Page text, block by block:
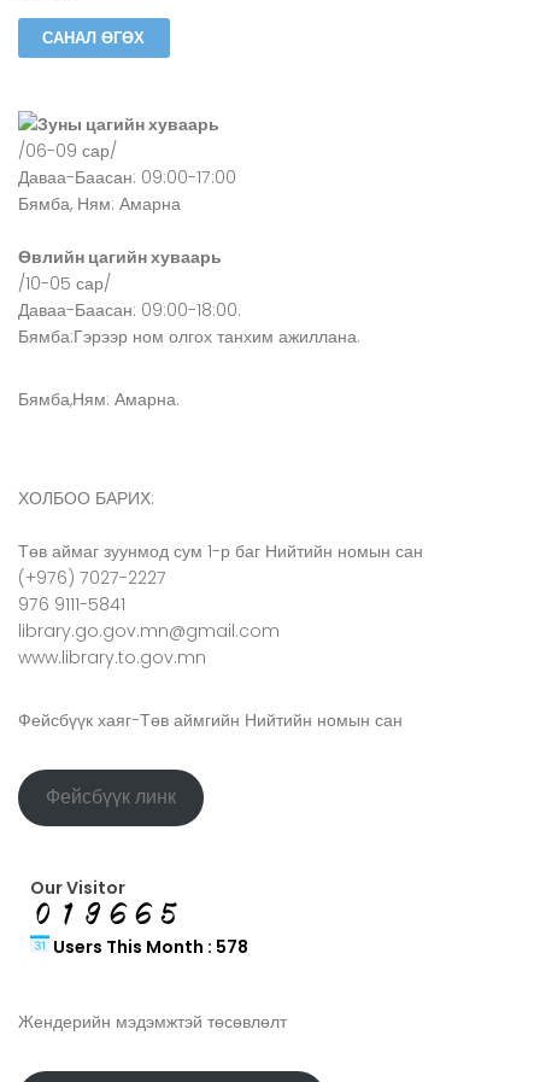
Зуны цагийн хуваарь
/06-09 сар/
Даваа-Баасан: 09:00-17:00
Бямба, Ням: Амарна
Өвлийн цагийн хуваарь
/10-05 сар/
Даваа-Баасан: 09:00-18:00.
Бямба:Гэрээр ном олгох танхим ажиллана.
Бямба,Ням: Амарна.
ХОЛБОО БАРИХ:
Төв аймаг зуунмод сум 1-р баг Нийтийн номын сан
(+976) 7027-2227
976 9111-5841
library.go.gov.mn@gmail.com
www.library.to.gov.mn
Фейсбүүк хаяг-Төв аймгийн Нийтийн номын сан
Фейсбүүк линк
Our Visitor
Users This Month : 578
Жендерийн мэдэмжтэй төсөвлөлт